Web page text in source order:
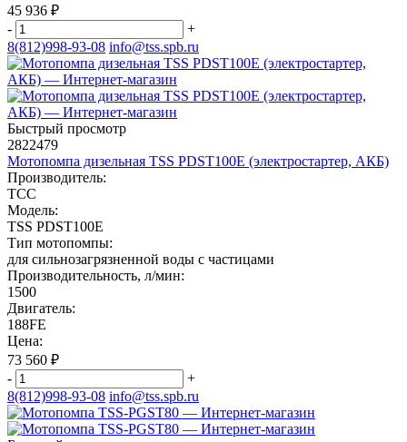
45 936 ₽
-
+
8(812)998-93-08 info@tss.spb.ru
Быстрый просмотр
2822479
Мотопомпа дизельная TSS PDST100E (электростартер, АКБ)
Производитель:
ТСС
Модель:
TSS PDST100E
Тип мотопомпы:
для сильнозагрязненной воды с частицами
Производительность, л/мин:
1500
Двигатель:
188FE
Цена:
73 560 ₽
-
+
8(812)998-93-08 info@tss.spb.ru